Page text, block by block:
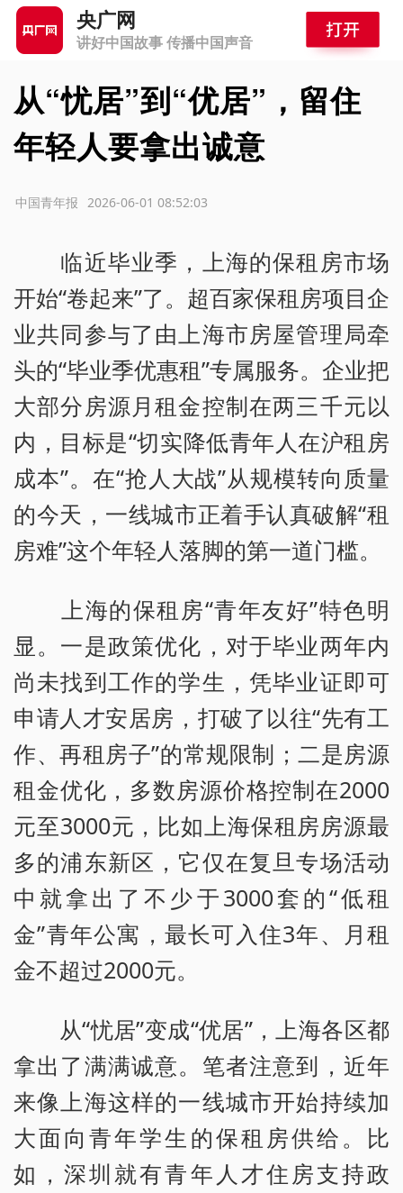
央广网
讲好中国故事 传播中国声音
从“忧居”到“优居”，留住
年轻人要拿出诚意
2026-06-01 08:52:03
中国青年报
临近毕业季，上海的保租房市场
开始“卷起来”了。超百家保租房项目企
业共同参与了由上海市房屋管理局牵
头的“毕业季优惠租”专属服务。企业把
大部分房源月租金控制在两三千元以
内，目标是“切实降低青年人在沪租房
成本”。在“抢人大战”从规模转向质量
的今天，一线城市正着手认真破解“租
房难”这个年轻人落脚的第一道门槛。
上海的保租房“青年友好”特色明
显。一是政策优化，对于毕业两年内
尚未找到工作的学生，凭毕业证即可
申请人才安居房，打破了以往“先有工
作、再租房子”的常规限制；二是房源
租金优化，多数房源价格控制在2000
元至3000元，比如上海保租房房源最
多的浦东新区，它仅在复旦专场活动
中就拿出了不少于3000套的“低租
金”青年公寓，最长可入住3年、月租
金不超过2000元。
从“忧居”变成“优居”，上海各区都
拿出了满满诚意。笔者注意到，近年
来像上海这样的一线城市开始持续加
大面向青年学生的保租房供给。比
如，深圳就有青年人才住房支持政